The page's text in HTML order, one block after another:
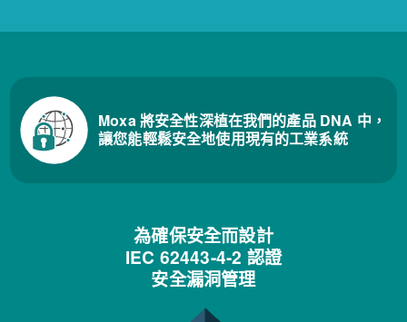
Moxa 將安全性深植在我們的產品 DNA 中，
讓您能輕鬆安全地使用現有的工業系統
為確保安全而設計
IEC 62443-4-2 認證
安全漏洞管理